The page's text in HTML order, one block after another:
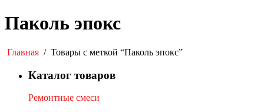
Паколь эпокс
Главная / Товары с меткой “Паколь эпокс”
Каталог товаров
Ремонтные смеси